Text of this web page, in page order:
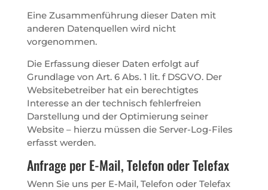
Eine Zusammenführung dieser Daten mit
anderen Datenquellen wird nicht
vorgenommen.
Die Erfassung dieser Daten erfolgt auf
Grundlage von Art. 6 Abs. 1 lit. f DSGVO. Der
Websitebetreiber hat ein berechtigtes
Interesse an der technisch fehlerfreien
Darstellung und der Optimierung seiner
Website – hierzu müssen die Server-Log-Files
erfasst werden.
Anfrage per E-Mail, Telefon oder Telefax
Wenn Sie uns per E-Mail, Telefon oder Telefax